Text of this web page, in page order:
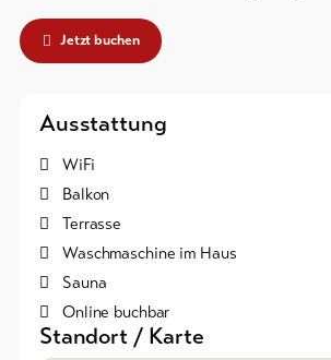
Zur
Übersicht
Bike-
Tickets
Gutscheine
Souvenirs
Jetzt buchen
Ausstattung
WiFi
Balkon
Terrasse
Waschmaschine im Haus
Sauna
Online buchbar
Standort / Karte